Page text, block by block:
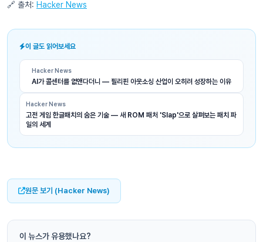
🔗 출처: Hacker News
이 글도 읽어보세요
Hacker News
AI가 콜센터를 없앤다더니 — 필리핀 아웃소싱 산업이 오히려 성장하는 이유
Hacker News
고전 게임 한글패치의 숨은 기술 — 새 ROM 패처 'Slap'으로 살펴보는 패치 파
일의 세계
원문 보기 (Hacker News)
이 뉴스가 유용했나요?